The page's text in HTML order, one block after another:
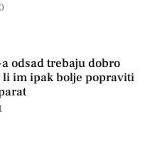
odsad trebaju dobro
li im ipak bolje popraviti